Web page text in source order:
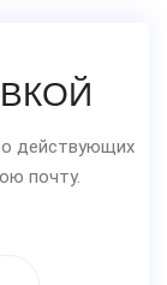
действующих
почту.